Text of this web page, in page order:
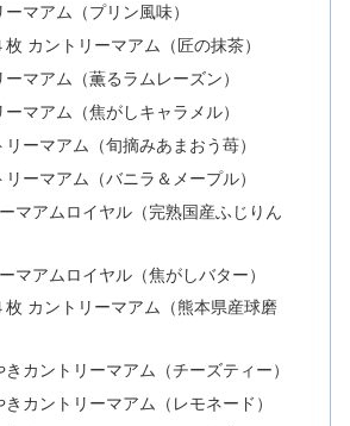
マアム（プリン風味）
枚 カントリーマアム（匠の抹茶）
ーマアム（薫るラムレーズン）
ーマアム（焦がしキャラメル）
リーマアム（旬摘みあまおう苺）
リーマアム（バニラ＆メープル）
マアムロイヤル（完熟国産ふじりん
マアムロイヤル（焦がしバター）
枚 カントリーマアム（熊本県産球磨
きカントリーマアム（チーズティー）
きカントリーマアム（レモネード）